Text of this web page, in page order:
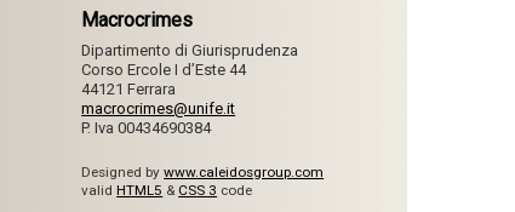
Macrocrimes
Dipartimento di Giurisprudenza
Corso Ercole I d’Este 44
44121 Ferrara
macrocrimes@unife.it
P. Iva 00434690384
Designed bywww.caleidosgroup.com
validHTML5 & CSS 3 code